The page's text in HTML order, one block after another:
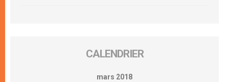
CALENDRIER
mars 2018